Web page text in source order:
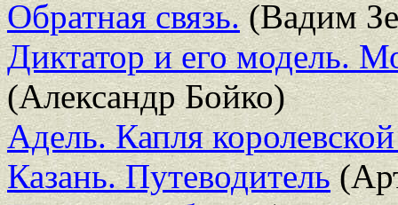
Обратная связь.(Вадим
Диктатор и его модель.
(Александр Бойко)
Адель. Капля
Казань. Путеводитель